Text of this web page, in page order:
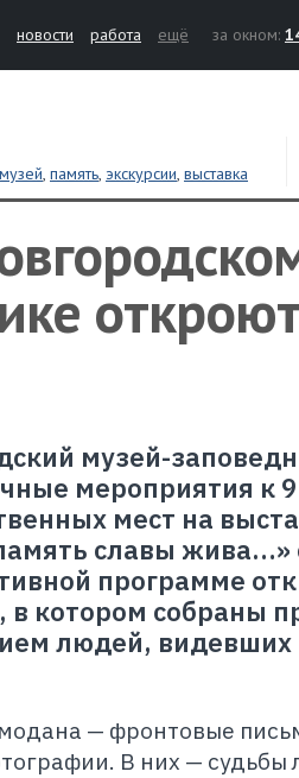
новости работа ещё за окном:
музей, память, экскурсии, выставка
музей-
мероприятия к
мест на
славы жива…»
программе
в котором собраны
людей, видевших
— фронтовые
В них —